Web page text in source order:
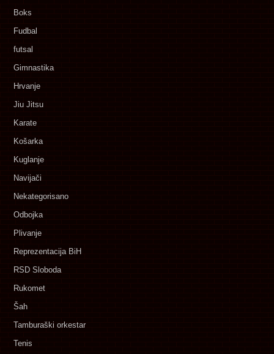
Boks
Fudbal
futsal
Gimnastika
Hrvanje
Jiu Jitsu
Karate
Košarka
Kuglanje
Navijači
Nekategorisano
Odbojka
Plivanje
Reprezentacija BiH
RSD Sloboda
Rukomet
Šah
Tamburaški orkestar
Tenis